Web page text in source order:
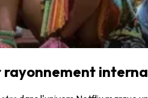
rayonnement